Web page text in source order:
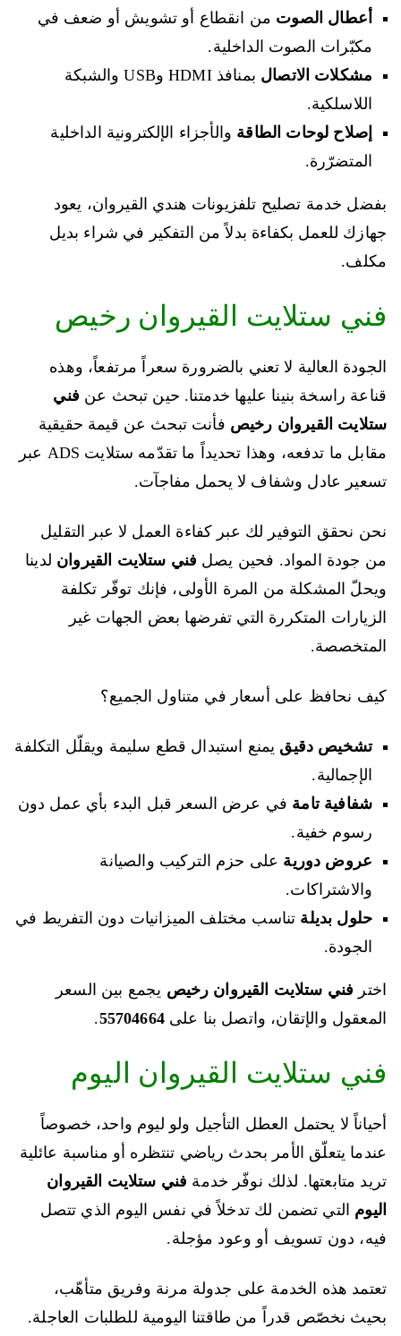
أعطال الصوت من انقطاع أو تشويش أو ضعف في
مكبّرات الصوت الداخلية.
مشكلات الاتصال
بمنافذ HDMI وUSB والشبكة
اللاسلكية.
إصلاح لوحات الطاقة والأجزاء الإلكترونية الداخلية
المتضرّرة.
بفضل خدمة تصليح تلفزيونات هندي القيروان، يعود
جهازك للعمل بكفاءة بدلاً من التفكير في شراء بديل
مكلف.
فني ستلايت القيروان رخيص
الجودة العالية لا تعني بالضرورة سعراً مرتفعاً، وهذه
قناعة راسخة بنينا عليها خدمتنا. حين تبحث عن فني
ستلايت القيروان رخيص فأنت تبحث عن قيمة حقيقية
مقابل ما تدفعه، وهذا تحديداً ما تقدّمه ستلايت ADS عبر
تسعير عادل وشفاف لا يحمل مفاجآت.
نحن نحقق التوفير لك عبر كفاءة العمل لا عبر التقليل
من جودة المواد. فحين يصل فني ستلايت القيروان لدينا
ويحلّ المشكلة من المرة الأولى، فإنك توفّر تكلفة
الزيارات المتكررة التي تفرضها بعض الجهات غير
المتخصصة.
كيف نحافظ على أسعار في متناول الجميع؟
تشخيص دقيق يمنع استبدال قطع سليمة ويقلّل التكلفة
الإجمالية.
شفافية تامة في عرض السعر قبل البدء بأي عمل دون
رسوم خفية.
عروض دورية على حزم التركيب والصيانة
والاشتراكات.
حلول بديلة تناسب مختلف الميزانيات دون التفريط في
الجودة.
اختر فني ستلايت القيروان رخيص يجمع بين السعر
المعقول والإتقان، واتصل بنا على55704664
.
فني ستلايت القيروان اليوم
أحياناً لا يحتمل العطل التأجيل ولو ليوم واحد، خصوصاً
عندما يتعلّق الأمر بحدث رياضي تنتظره أو مناسبة عائلية
تريد متابعتها. لذلك نوفّر خدمة فني ستلايت القيروان
اليوم التي تضمن لك تدخلاً في نفس اليوم الذي تتصل
فيه، دون تسويف أو وعود مؤجلة.
تعتمد هذه الخدمة على جدولة مرنة وفريق متأهّب،
بحيث نخصّص قدراً من طاقتنا اليومية للطلبات العاجلة.